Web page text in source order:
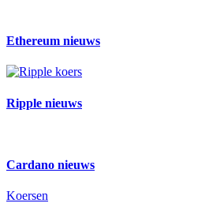
Ethereum nieuws
Ripple nieuws
Cardano nieuws
Koersen